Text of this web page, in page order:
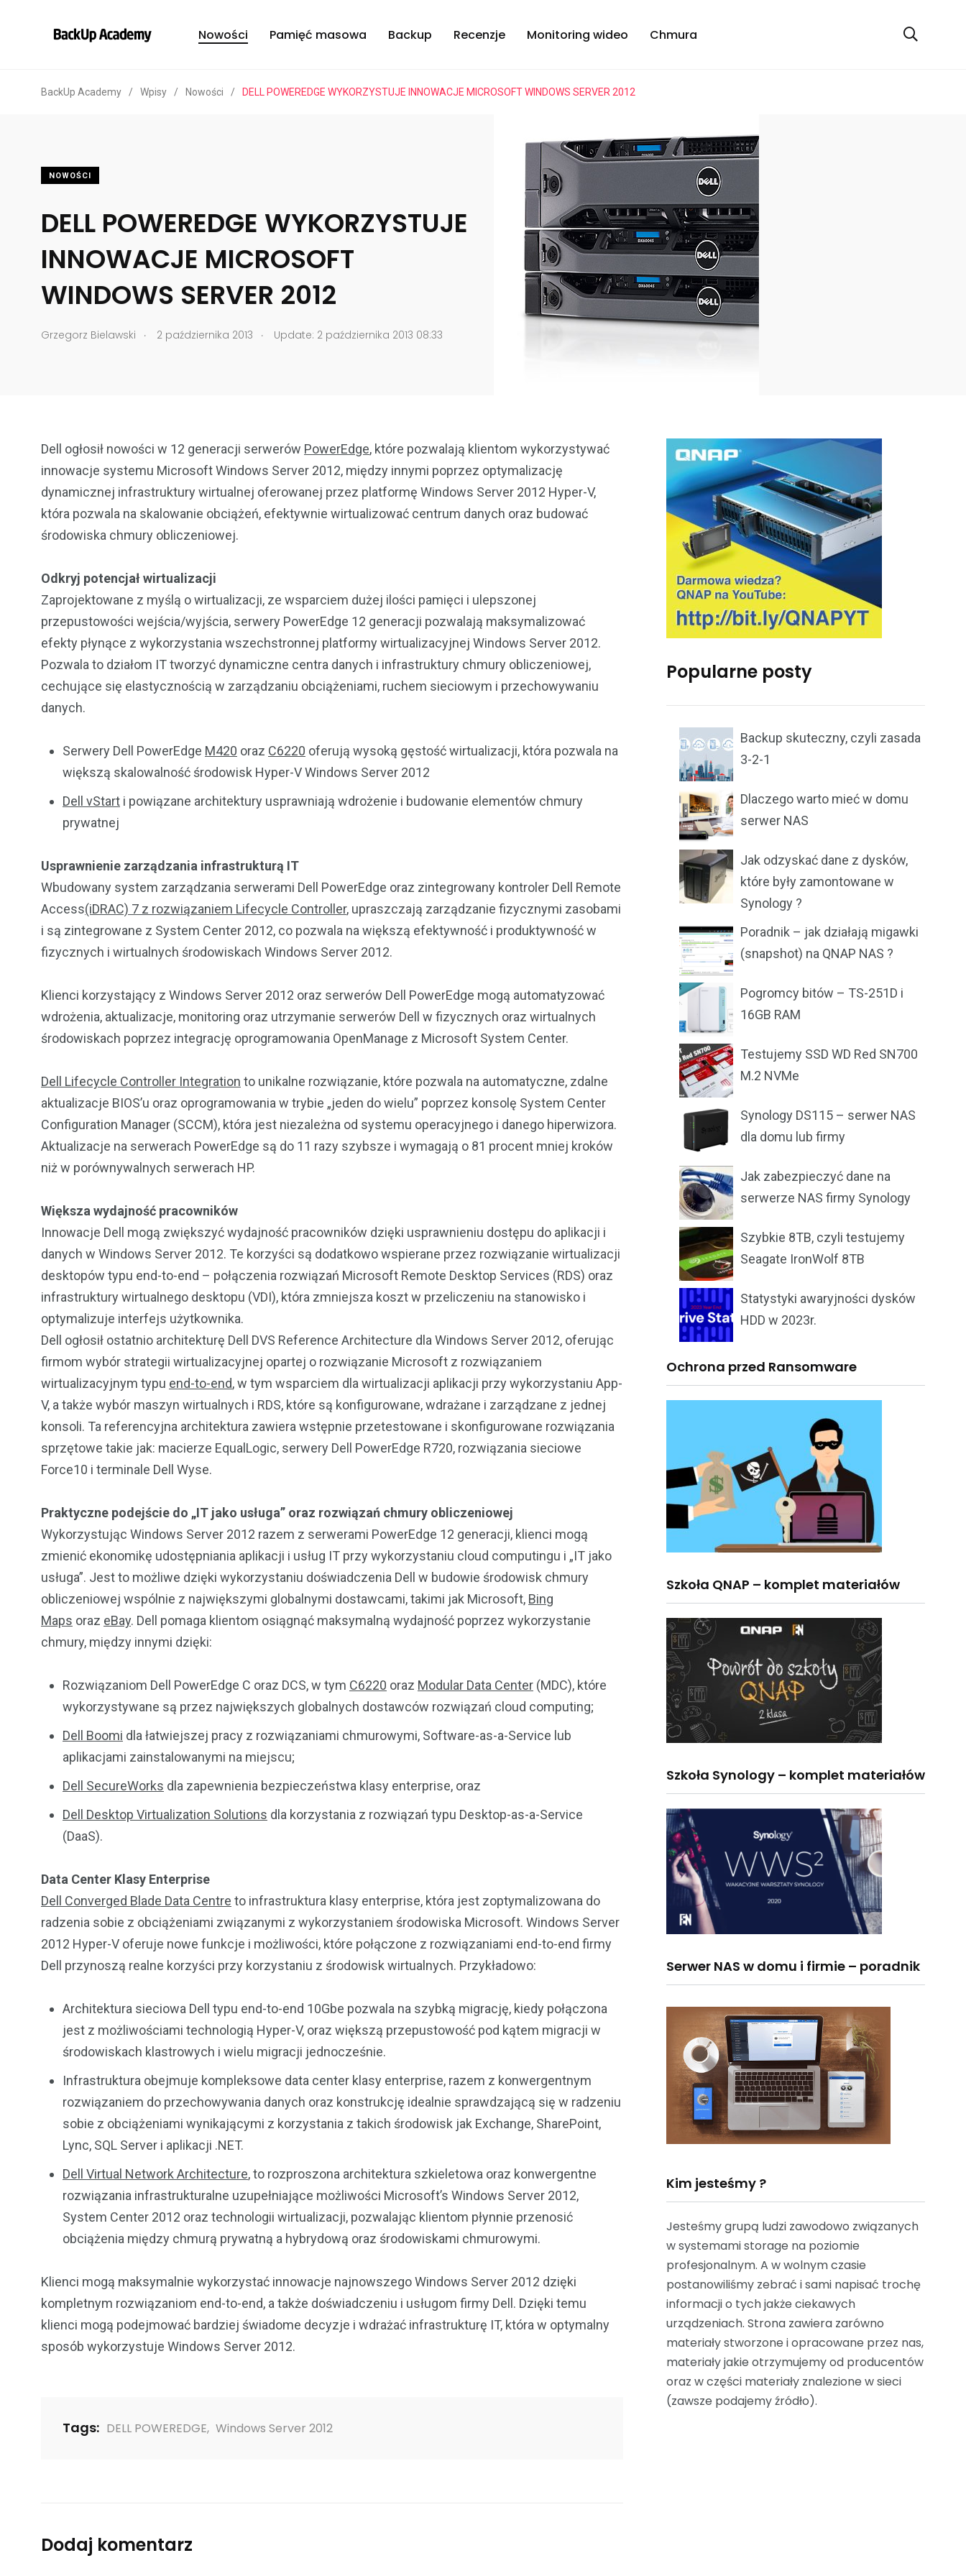
Nowości Pamięć masowa Backup Recenzje Monitoring wideo Chmura
BackUp Academy / Wpisy / Nowości / DELL POWEREDGE WYKORZYSTUJE INNOWACJE MICROSOFT WINDOWS SERVER 2012
NOWOŚCI
DELL POWEREDGE WYKORZYSTUJE
INNOWACJE MICROSOFT
WINDOWS SERVER 2012
Grzegorz Bielawski . 2 października 2013 . Update: 2 października 2013 08:33
Dell ogłosił nowości w 12 generacji serwerów PowerEdge, które pozwalają klientom wykorzystywać
innowacje systemu Microsoft Windows Server 2012, między innymi poprzez optymalizację
dynamicznej infrastruktury wirtualnej oferowanej przez platformę Windows Server 2012 Hyper-V,
która pozwala na skalowanie obciążeń, efektywnie wirtualizować centrum danych oraz budować
środowiska chmury obliczeniowej.
Odkryj potencjał wirtualizacji
Zaprojektowane z myślą o wirtualizacji, ze wsparciem dużej ilości pamięci i ulepszonej
przepustowości wejścia/wyjścia, serwery PowerEdge 12 generacji pozwalają maksymalizować
efekty płynące z wykorzystania wszechstronnej platformy wirtualizacyjnej Windows Server 2012.
Pozwala to działom IT tworzyć dynamiczne centra danych i infrastruktury chmury obliczeniowej,
cechujące się elastycznością w zarządzaniu obciążeniami, ruchem sieciowym i przechowywaniu
danych.
Serwery Dell PowerEdge M420 oraz C6220 oferują wysoką gęstość wirtualizacji, która pozwala na
większą skalowalność środowisk Hyper-V Windows Server 2012
Dell vStart i powiązane architektury usprawniają wdrożenie i budowanie elementów chmury
prywatnej
Usprawnienie zarządzania infrastrukturą IT
Wbudowany system zarządzania serwerami Dell PowerEdge oraz zintegrowany kontroler Dell Remote
Access(iDRAC) 7 z rozwiązaniem Lifecycle Controller, upraszczają zarządzanie fizycznymi zasobami
i są zintegrowane z System Center 2012, co pozwala na większą efektywność i produktywność w
fizycznych i wirtualnych środowiskach Windows Server 2012.
Klienci korzystający z Windows Server 2012 oraz serwerów Dell PowerEdge mogą automatyzować
wdrożenia, aktualizacje, monitoring oraz utrzymanie serwerów Dell w fizycznych oraz wirtualnych
środowiskach poprzez integrację oprogramowania OpenManage z Microsoft System Center.
Dell Lifecycle Controller Integration to unikalne rozwiązanie, które pozwala na automatyczne, zdalne
aktualizacje BIOS’u oraz oprogramowania w trybie „jeden do wielu” poprzez konsolę System Center
Configuration Manager (SCCM), która jest niezależna od systemu operacyjnego i danego hiperwizora.
Aktualizacje na serwerach PowerEdge są do 11 razy szybsze i wymagają o 81 procent mniej kroków
niż w porównywalnych serwerach HP.
Większa wydajność pracowników
Innowacje Dell mogą zwiększyć wydajność pracowników dzięki usprawnieniu dostępu do aplikacji i
danych w Windows Server 2012. Te korzyści są dodatkowo wspierane przez rozwiązanie wirtualizacji
desktopów typu end-to-end – połączenia rozwiązań Microsoft Remote Desktop Services (RDS) oraz
infrastruktury wirtualnego desktopu (VDI), która zmniejsza koszt w przeliczeniu na stanowisko i
optymalizuje interfejs użytkownika.
Dell ogłosił ostatnio architekturę Dell DVS Reference Architecture dla Windows Server 2012, oferując
firmom wybór strategii wirtualizacyjnej opartej o rozwiązanie Microsoft z rozwiązaniem
wirtualizacyjnym typu end-to-end, w tym wsparciem dla wirtualizacji aplikacji przy wykorzystaniu App-
V, a także wybór maszyn wirtualnych i RDS, które są konfigurowane, wdrażane i zarządzane z jednej
konsoli. Ta referencyjna architektura zawiera wstępnie przetestowane i skonfigurowane rozwiązania
sprzętowe takie jak: macierze EqualLogic, serwery Dell PowerEdge R720, rozwiązania sieciowe
Force10 i terminale Dell Wyse.
Praktyczne podejście do „IT jako usługa” oraz rozwiązań chmury obliczeniowej
Wykorzystując Windows Server 2012 razem z serwerami PowerEdge 12 generacji, klienci mogą
zmienić ekonomikę udostępniania aplikacji i usług IT przy wykorzystaniu cloud computingu i „IT jako
usługa”. Jest to możliwe dzięki wykorzystaniu doświadczenia Dell w budowie środowisk chmury
obliczeniowej wspólnie z największymi globalnymi dostawcami, takimi jak Microsoft, Bing
Maps oraz eBay. Dell pomaga klientom osiągnąć maksymalną wydajność poprzez wykorzystanie
chmury, między innymi dzięki:
Rozwiązaniom Dell PowerEdge C oraz DCS, w tym C6220 oraz Modular Data Center (MDC), które
wykorzystywane są przez największych globalnych dostawców rozwiązań cloud computing;
Dell Boomi dla łatwiejszej pracy z rozwiązaniami chmurowymi, Software-as-a-Service lub
aplikacjami zainstalowanymi na miejscu;
Dell SecureWorks dla zapewnienia bezpieczeństwa klasy enterprise, oraz
Dell Desktop Virtualization Solutions dla korzystania z rozwiązań typu Desktop-as-a-Service
(DaaS).
Data Center Klasy Enterprise
Dell Converged Blade Data Centre to infrastruktura klasy enterprise, która jest zoptymalizowana do
radzenia sobie z obciążeniami związanymi z wykorzystaniem środowiska Microsoft. Windows Server
2012 Hyper-V oferuje nowe funkcje i możliwości, które połączone z rozwiązaniami end-to-end firmy
Dell przynoszą realne korzyści przy korzystaniu z środowisk wirtualnych. Przykładowo:
Architektura sieciowa Dell typu end-to-end 10Gbe pozwala na szybką migrację, kiedy połączona
jest z możliwościami technologią Hyper-V, oraz większą przepustowość pod kątem migracji w
środowiskach klastrowych i wielu migracji jednocześnie.
Infrastruktura obejmuje kompleksowe data center klasy enterprise, razem z konwergentnym
rozwiązaniem do przechowywania danych oraz konstrukcję idealnie sprawdzającą się w radzeniu
sobie z obciążeniami wynikającymi z korzystania z takich środowisk jak Exchange, SharePoint,
Lync, SQL Server i aplikacji .NET.
Dell Virtual Network Architecture, to rozproszona architektura szkieletowa oraz konwergentne
rozwiązania infrastrukturalne uzupełniające możliwości Microsoft’s Windows Server 2012,
System Center 2012 oraz technologii wirtualizacji, pozwalając klientom płynnie przenosić
obciążenia między chmurą prywatną a hybrydową oraz środowiskami chmurowymi.
Klienci mogą maksymalnie wykorzystać innowacje najnowszego Windows Server 2012 dzięki
kompletnym rozwiązaniom end-to-end, a także doświadczeniu i usługom firmy Dell. Dzięki temu
klienci mogą podejmować bardziej świadome decyzje i wdrażać infrastrukturę IT, która w optymalny
sposób wykorzystuje Windows Server 2012.
Tags: DELL POWEREDGE, Windows Server 2012
Dodaj komentarz
Popularne posty
Backup skuteczny, czyli zasada
3-2-1
Dlaczego warto mieć w domu
serwer NAS
Jak odzyskać dane z dysków,
które były zamontowane w
Synology ?
Poradnik – jak działają migawki
(snapshot) na QNAP NAS ?
Pogromcy bitów – TS-251D i
16GB RAM
Testujemy SSD WD Red SN700
M.2 NVMe
Synology DS115 – serwer NAS
dla domu lub firmy
Jak zabezpieczyć dane na
serwerze NAS firmy Synology
Szybkie 8TB, czyli testujemy
Seagate IronWolf 8TB
Statystyki awaryjności dysków
HDD w 2023r.
Ochrona przed Ransomware
Szkoła QNAP – komplet materiałów
Szkoła Synology – komplet materiałów
Serwer NAS w domu i firmie – poradnik
Kim jesteśmy ?
Jesteśmy grupą ludzi zawodowo związanych
w systemami storage na poziomie
profesjonalnym. A w wolnym czasie
postanowiliśmy zebrać i sami napisać trochę
informacji o tych jakże ciekawych
urządzeniach. Strona zawiera zarówno
materiały stworzone i opracowane przez nas,
materiały jakie otrzymujemy od producentów
oraz w części materiały znalezione w sieci
(zawsze podajemy źródło).